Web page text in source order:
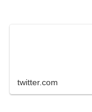
twitter.com